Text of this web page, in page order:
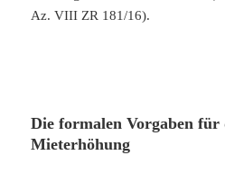
Az. VIII ZR 181/16).
Die formalen Vorgaben
Mieterhöhung